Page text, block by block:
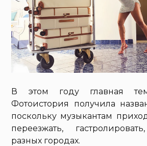
В этом году главная
Фотоистория получила
поскольку музыкантам
переезжать,
разных городах.